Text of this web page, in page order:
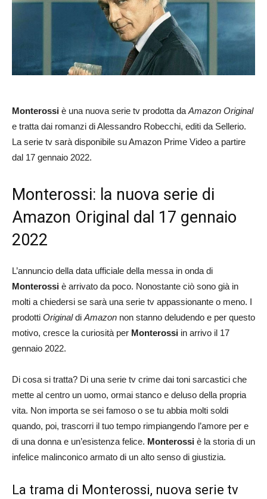
Monterossi è una nuova serie tv prodotta da Amazon Original
e tratta dai romanzi di Alessandro Robecchi, editi da Sellerio.
La serie tv sarà disponibile su Amazon Prime Video a partire
dal 17 gennaio 2022.
Monterossi: la nuova serie di
Amazon Original dal 17 gennaio
2022
L’annuncio della data ufficiale della messa in onda di
Monterossi è arrivato da poco. Nonostante ciò sono già in
molti a chiedersi se sarà una serie tv appassionante o meno. I
prodotti Originaldi Amazon non stanno deludendo e per questo
motivo, cresce la curiosità per Monterossi in arrivo il 17
gennaio 2022.
Di cosa si tratta? Di una serie tv crime dai toni sarcastici che
mette al centro un uomo, ormai stanco e deluso della propria
vita. Non importa se sei famoso o se tu abbia molti soldi
quando, poi, trascorri il tuo tempo rimpiangendo l’amore per e
di una donna e un’esistenza felice. Monterossi è la storia di un
infelice malinconico armato di un alto senso di giustizia.
La trama di Monterossi, nuova serie tv